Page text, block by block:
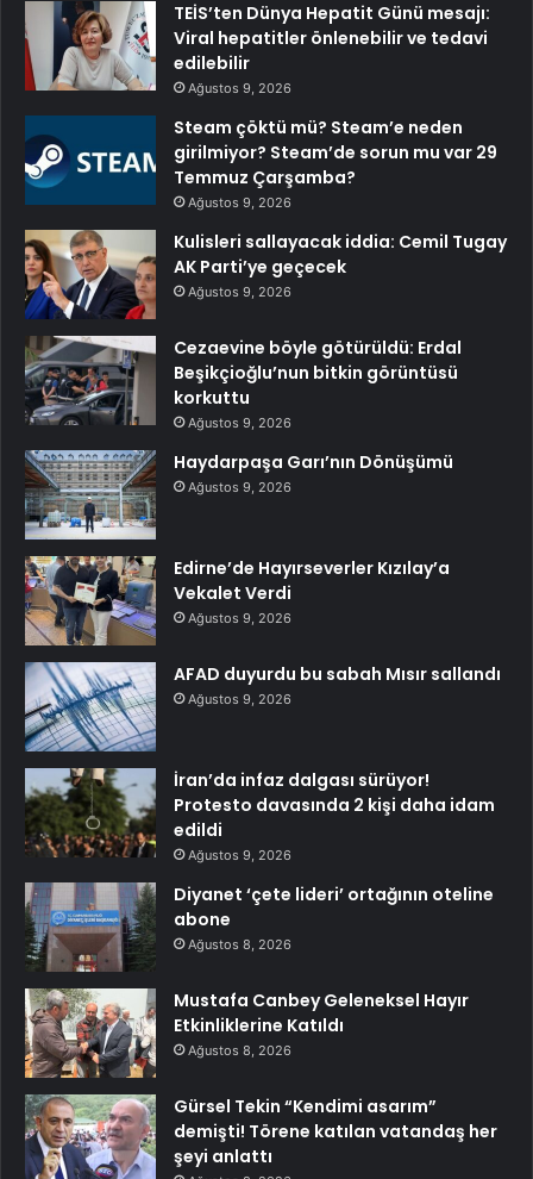
TEİS’ten Dünya Hepatit Günü mesajı:
Viral hepatitler önlenebilir ve tedavi
edilebilir
Ağustos 9, 2026
Steam çöktü mü? Steam’e neden
girilmiyor? Steam’de sorun mu var 29
Temmuz Çarşamba?
Ağustos 9, 2026
Kulisleri sallayacak iddia: Cemil Tugay
AK Parti’ye geçecek
Ağustos 9, 2026
Cezaevine böyle götürüldü: Erdal
Beşikçioğlu’nun bitkin görüntüsü
korkuttu
Ağustos 9, 2026
Haydarpaşa Garı’nın Dönüşümü
Ağustos 9, 2026
Edirne’de Hayırseverler Kızılay’a
Vekalet Verdi
Ağustos 9, 2026
AFAD duyurdu bu sabah Mısır sallandı
Ağustos 9, 2026
İran’da infaz dalgası sürüyor!
Protesto davasında 2 kişi daha idam
edildi
Ağustos 9, 2026
Diyanet ‘çete lideri’ ortağının oteline
abone
Ağustos 8, 2026
Mustafa Canbey Geleneksel Hayır
Etkinliklerine Katıldı
Ağustos 8, 2026
Gürsel Tekin “Kendimi asarım”
demişti! Törene katılan vatandaş her
şeyi anlattı